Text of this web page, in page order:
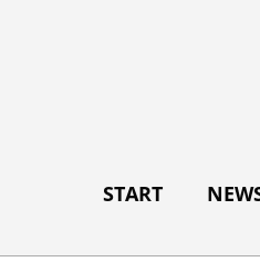
START